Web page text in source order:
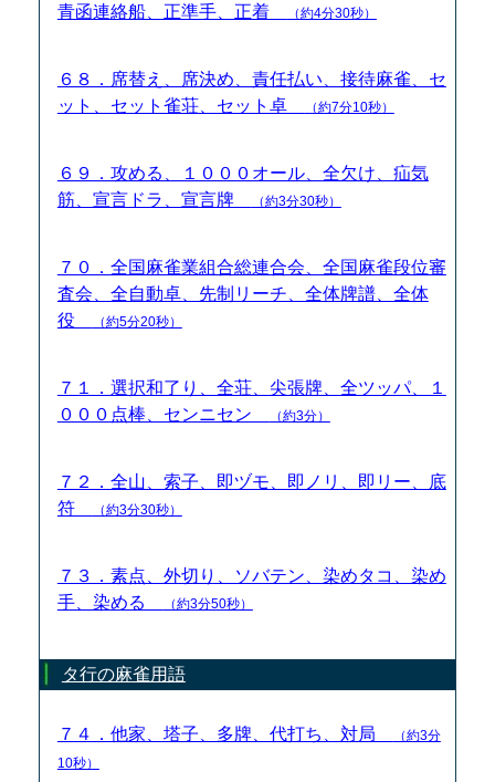
青函連絡船、正準手、正着
（約4分30秒）
６８．席替え、席決め、責任払い、接待麻雀、セ
ット、セット雀荘、セット卓
（約7分10秒）
６９．攻める、１０００オール、全欠け、疝気
筋、宣言ドラ、宣言牌
（約3分30秒）
７０．全国麻雀業組合総連合会、全国麻雀段位審
査会、全自動卓、先制リーチ、全体牌譜、全体
役
（約5分20秒）
７１．選択和了り、全荘、尖張牌、全ツッパ、１
０００点棒、センニセン
（約3分）
７２．全山、索子、即ヅモ、即ノリ、即リー、底
符
（約3分30秒）
７３．素点、外切り、ソバテン、染めタコ、染め
手、染める
（約3分50秒）
タ行の麻雀用語
７４．他家、塔子、多牌、代打ち、対局
（約3分
10秒）